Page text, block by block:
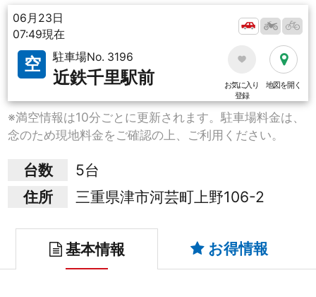
06月23日
07:49現在
空 駐車場No. 3196
近鉄千里駅前
お気に入り
登録
地図を開く
※満空情報は10分ごとに更新されます。駐車場料金は、
念のため現地料金をご確認の上、ご利用ください。
台数
5台
住所
三重県津市河芸町上野106-2
基本情報 お得情報